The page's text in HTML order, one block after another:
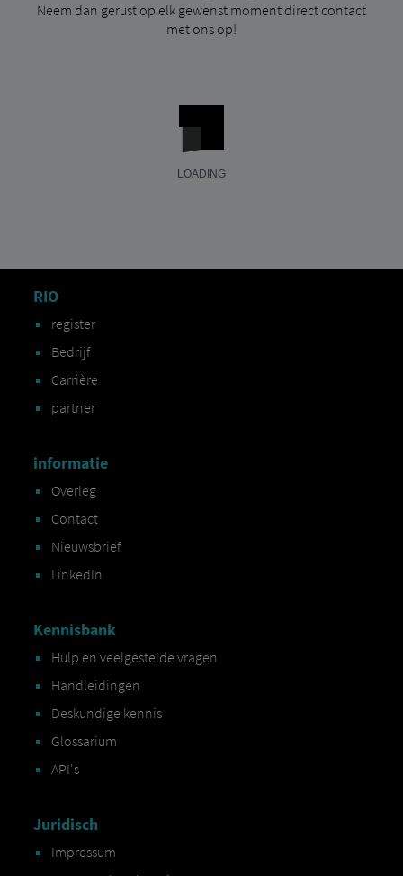
Neem dan gerust op elk gewenst moment direct contact
met ons op!
RIO
register
Bedrijf
Carrière
partner
informatie
Overleg
Contact
Nieuwsbrief
LinkedIn
Kennisbank
Hulp en veelgestelde vragen
Handleidingen
Deskundige kennis
Glossarium
API's
Juridisch
Impressum